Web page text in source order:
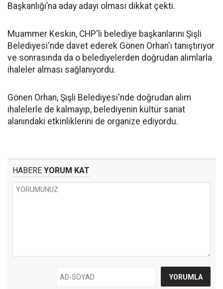
Başkanlığı’na aday adayı olması dikkat çekti.
Muammer Keskin, CHP'li belediye başkanlarını Şişli
Belediyesi'nde davet ederek Gönen Orhan'ı tanıştırıyor
ve sonrasında da o belediyelerden doğrudan alımlarla
ihaleler alması sağlanıyordu.
Gönen Orhan, Şişli Belediyesi'nde doğrudan alım
ihalelerle de kalmayıp, belediyenin kültür sanat
alanındaki etkinliklerini de organize ediyordu.
HABERE YORUM KAT